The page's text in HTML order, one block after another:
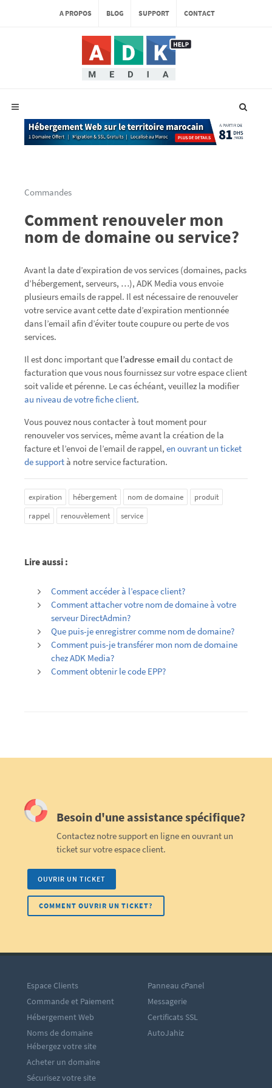
A PROPOS BLOG SUPPORT CONTACT
Commandes
Comment renouveler mon
nom de domaine ou service?
Avant la date d’expiration de vos services (domaines, packs
d’hébergement, serveurs, …), ADK Media vous envoie
plusieurs emails de rappel. Il est nécessaire de renouveler
votre service avant cette date d’expiration mentionnée
dans l’email afin d’éviter toute coupure ou perte de vos
services.
Il est donc important que l’adresse emaildu contact de
facturation que vous nous fournissez sur votre espace client
soit valide et pérenne. Le cas échéant, veuillez la modifier
au niveau de votre fiche client.
Vous pouvez nous contacter à tout moment pour
renouveler vos services, même avant la création de la
facture et l’envoi de l’email de rappel, en ouvrant un ticket
de supportà notre service facturation.
expiration hébergement nom de domaine
produit
rappel
renouvèlement service
Lire aussi :
Comment accéder à l’espace client?
Comment attacher votre nom de domaine à votre
serveur DirectAdmin?
Que puis-je enregistrer comme nom de domaine?
Comment puis-je transférer mon nom de domaine
chez ADK Media?
Comment obtenir le code EPP?
Besoin d'une assistance spécifique?
Contactez notre support en ligne en ouvrant un
ticket sur votre espace client.
OUVRIR UN TICKET
COMMENT OUVRIR UN TICKET?
Espace Clients
Commande et Paiement
Hébergement Web
Noms de domaine
Panneau cPanel
Messagerie
Certificats SSL
AutoJahiz
Hébergez votre site
Acheter un domaine
Sécurisez votre site